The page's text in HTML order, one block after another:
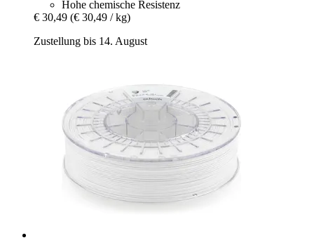
Hohe chemische Resistenz
€ 30,49 (€ 30,49 / kg)
Zustellung bis 14. August